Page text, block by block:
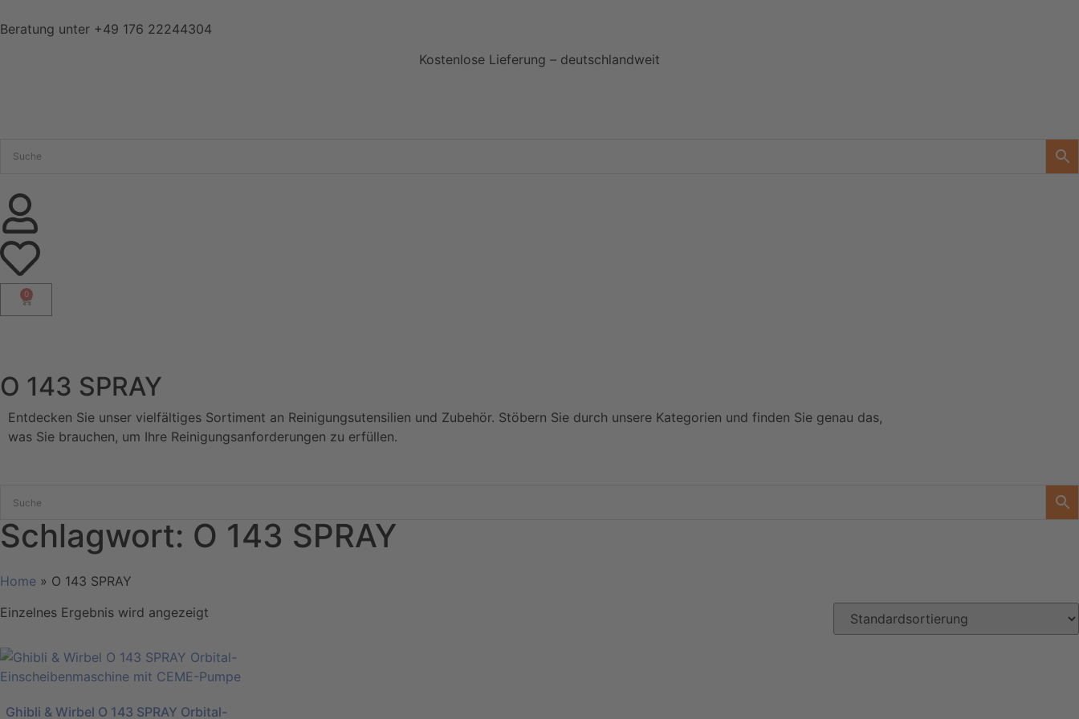
Beratung unter +49 176 22244304
Kostenlose Lieferung – deutschlandweit
0
O 143 SPRAY
Entdecken Sie unser vielfältiges Sortiment an Reinigungsutensilien und Zubehör. Stöbern Sie durch unsere Kategorien und finden Sie genau das,
was Sie brauchen, um Ihre Reinigungsanforderungen zu erfüllen.
Schlagwort: O 143 SPRAY
Home » O 143 SPRAY
Einzelnes Ergebnis wird angezeigt
Ghibli & Wirbel O 143 SPRAY Orbital-